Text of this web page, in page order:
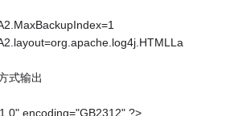
式输出
encoding="GB2312" ?>